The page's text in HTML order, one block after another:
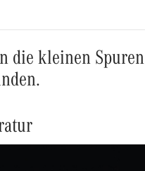
die kleinen Spuren